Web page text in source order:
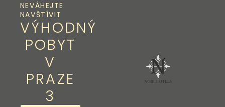
NEVÁHEJTE
NAVŠTÍVIT
VÝHODNÝ
POBYT
V
PRAZE
3